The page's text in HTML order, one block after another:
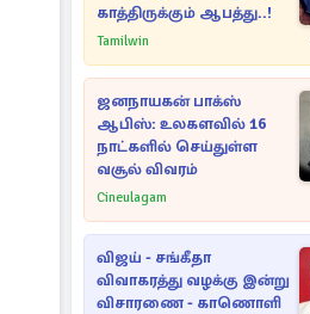
காத்திருக்கும் ஆபத்து..!
Tamilwin
ஜனநாயகன் பாக்ஸ்
ஆபிஸ்: உலகளவில் 16
நாட்களில் செய்துள்ள
வசூல் விவரம்
Cineulagam
விஜய் - சங்கீதா
விவாகரத்து வழக்கு இன்று
விசாரணை - காணொளி